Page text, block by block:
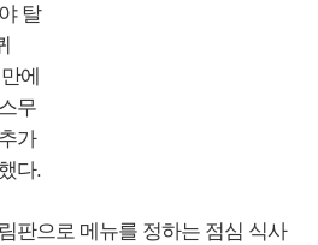
탈
에
무
가
다.
판으로 메뉴를 정하는 점심 식사